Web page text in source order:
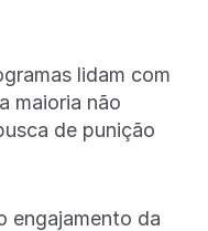
lidam com
maioria não
de punição
engajamento da